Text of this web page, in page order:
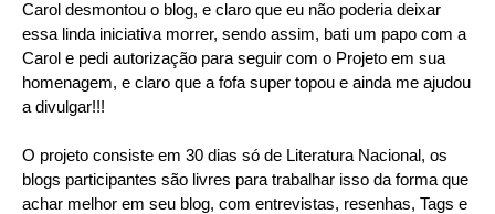
Carol desmontou o blog, e claro que eu não poderia deixar
essa linda iniciativa morrer, sendo assim, bati um papo com a
Carol e pedi autorização para seguir com o Projeto em sua
homenagem, e claro que a fofa super topou e ainda me ajudou
a divulgar!!!
O projeto consiste em 30 dias só de Literatura Nacional, os
blogs participantes são livres para trabalhar isso da forma que
achar melhor em seu blog, com entrevistas, resenhas, Tags e